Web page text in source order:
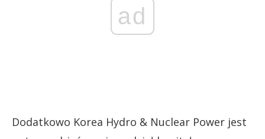
ad
Dodatkowo Korea Hydro & Nuclear Power jest